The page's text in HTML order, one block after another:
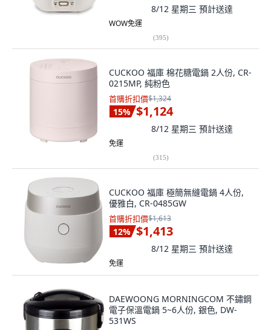
8/12 星期三 預計送達
WOW免運
(395)
CUCKOO 福庫 棉花糖電鍋 2人份, CR-
0215MP, 純粉色
首購折扣價$1,324
15% $1,124
8/12 星期三 預計送達
免運
(315)
CUCKOO 福庫 極簡無縫電鍋 4人份,
優雅白, CR-0485GW
首購折扣價$1,613
12% $1,413
8/12 星期三 預計送達
免運
DAEWOONG MORNINGCOM 不鏽鋼
電子保溫電鍋 5~6人份, 銀色, DW-
531WS